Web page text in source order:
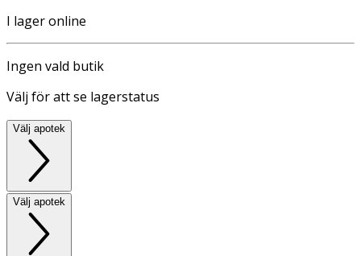
I lager online
Ingen vald butik
Välj för att se lagerstatus
Välj apotek
Välj apotek